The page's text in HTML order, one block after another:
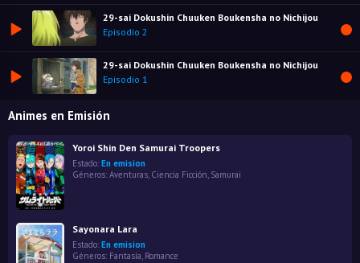
29-sai Dokushin Chuuken Boukensha no Nichijou
Episodio 2
29-sai Dokushin Chuuken Boukensha no Nichijou
Episodio 1
Animes en Emisión
Yoroi Shin Den Samurai Troopers
Estado: En emision
Géneros: Aventuras Ciencia Ficción Samurai
Sayonara Lara
Estado: En emision
Géneros: Fantasía, Romance